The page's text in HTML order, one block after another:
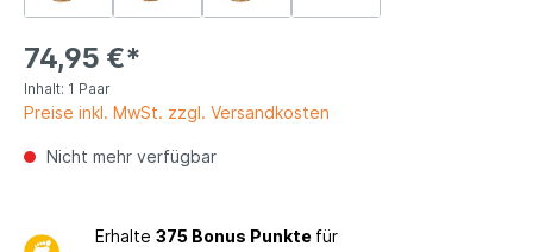
74,95 €*
Inhalt: 1 Paar
Preise inkl. MwSt. zzgl. Versandkosten
Nicht mehr verfügbar
Erhalte 375 Bonus Punkte für